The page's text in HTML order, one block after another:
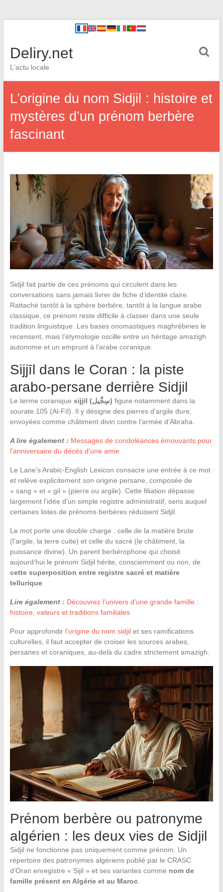
Deliry.net
L'actu locale
L’origine du nom Sidjil : histoire et
mystères d’un prénom berbère
fascinant
Sidjil fait partie de ces prénoms qui circulent dans les
conversations sans jamais livrer de fiche d’identité claire.
Rattaché tantôt à la sphère berbère, tantôt à la langue arabe
classique, ce prénom reste difficile à classer dans une seule
tradition linguistique. Les bases onomastiques maghrébines le
recensent, mais l’étymologie oscille entre un héritage amazigh
autonome et un emprunt à l’arabe coranique.
Sijjīl dans le Coran : la piste
arabo-persane derrière Sidjil
Le terme coranique sijjīl (سِجِّيل) figure notamment dans la
sourate 105 (Al-Fīl). Il y désigne des pierres d’argile dure,
envoyées comme châtiment divin contre l’armée d’Abraha.
A lire également : Messages de condoléances émouvants pour
l'anniversaire du décès d'une amie
Le Lane’s Arabic-English Lexicon consacre une entrée à ce mot
et relève explicitement son origine persane, composée de
« sang » et « gil » (pierre ou argile). Cette filiation dépasse
largement l’idée d’un simple registre administratif, sens auquel
certaines listes de prénoms berbères réduisent Sidjil.
Le mot porte une double charge : celle de la matière brute
(l’argile, la terre cuite) et celle du sacré (le châtiment, la
puissance divine). Un parent berbérophone qui choisit
aujourd’hui le prénom Sidjil hérite, consciemment ou non, de
cette superposition entre registre sacré et matière
tellurique.
Lire également : Découvrez l'univers d'une grande famille :
histoire, valeurs et traditions familiales
Pour approfondir l’origine du nom sidjilet ses ramifications
culturelles, il faut accepter de croiser les sources arabes,
persanes et coraniques, au-delà du cadre strictement amazigh.
Prénom berbère ou patronyme
algérien : les deux vies de Sidjil
Sidjil ne fonctionne pas uniquement comme prénom. Un
répertoire des patronymes algériens publié par le CRASC
d’Oran enregistre « Sijil » et ses variantes comme nom de
famille présent en Algérie et au Maroc.